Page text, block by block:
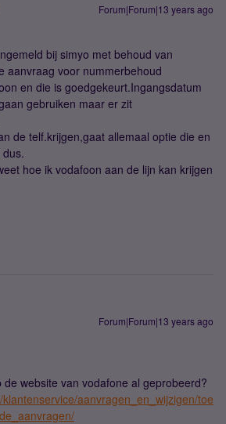
Forum|Forum|13 years ago
bij simyo met behoud van
aanvraag voor nummerbehoud
en die is goedgekeurt.Ingangsdatum
gebruiken maar er zit
de telf.krijgen,gaat allemaal optie die en
hoe ik vodafoon aan de lijn kan krijgen
Forum|Forum|13 years ago
website van vodafone al geprobeerd?
aanvragen_en_wijzigen/toe